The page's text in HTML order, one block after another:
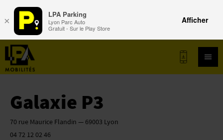
LISTE DES PARKINGS LPA MOBILITÉS
Galaxie P3
70 rue Maurice Flandin — 69003 Lyon
04 72 12 02 46
×
LPA Parking
Lyon Parc Auto
Gratuit - Sur le Play Store
Afficher